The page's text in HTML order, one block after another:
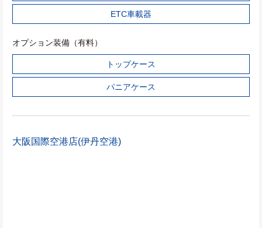
ETC車載器
オプション装備（有料）
トップケース
パニアケース
大阪国際空港店(伊丹空港)